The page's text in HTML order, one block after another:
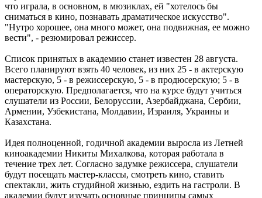
что играла, в основном, в мюзиклах, ей "хотелось бы
сниматься в кино, познавать драматическое искусство".
"Нутро хорошее, она много может, она подвижная, ее можно
вести", - резюмировал режиссер.
Список принятых в академию станет известен 28 августа.
Всего планируют взять 40 человек, из них 25 - в актерскую
мастерскую, 5 - в режиссерскую, 5 - в продюсерскую; 5 - в
операторскую. Предполагается, что на курсе будут учиться
слушатели из России, Белоруссии, Азербайджана, Сербии,
Армении, Узбекистана, Молдавии, Израиля, Украины и
Казахстана.
Идея полноценной, годичной академии выросла из Летней
киноакадемии Никиты Михалкова, которая работала в
течение трех лет. Согласно задумке режиссера, слушатели
будут посещать мастер-классы, смотреть кино, ставить
спектакли, жить студийной жизнью, ездить на гастроли. В
академии будут изучать основные принципы самых